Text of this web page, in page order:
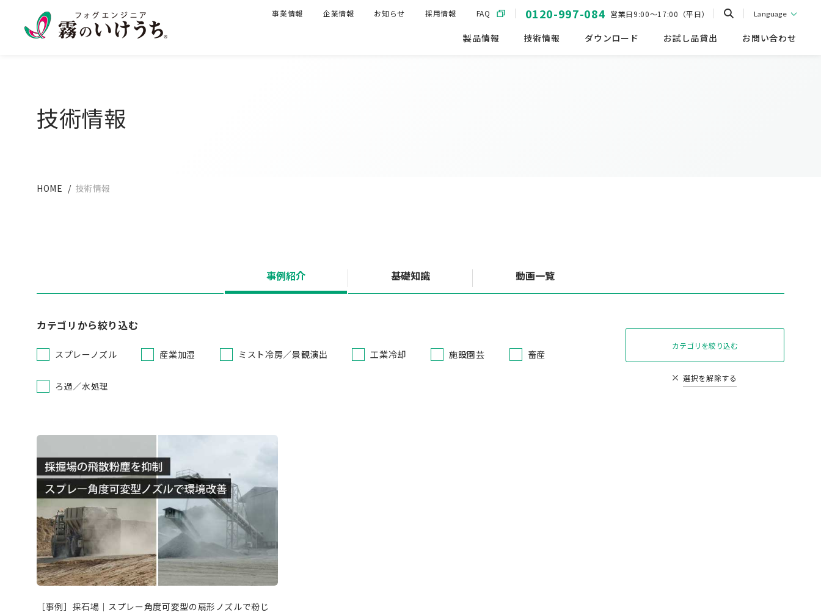
製品情報 技術情報 ダウンロード お試し品貸出 お問い合わせ
事業情報 企業情報 お知らせ 採用情報 FAQ 0120-997-084 営業日9:00～17:00（平日） Language
技術情報
HOME 技術情報
事例紹介 基礎知識 動画一覧
カテゴリから絞り込む
スプレーノズル 産業加湿 ミスト冷房／景観演出 工業冷却 施設園芸 畜産
ろ過／水処理
カテゴリを絞り込む
選択を解除する
［事例］採石場｜スプレー角度可変型の扇形ノズルで粉じ